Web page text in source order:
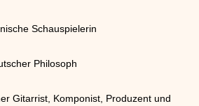
Schauspielerin
Philosoph
Gitarrist, Komponist, Produzent und